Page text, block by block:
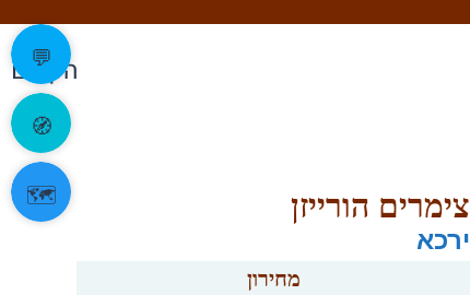
הקודם
צימרים הורייזן
ירכא
מחירון
💬
🧭
🗺️